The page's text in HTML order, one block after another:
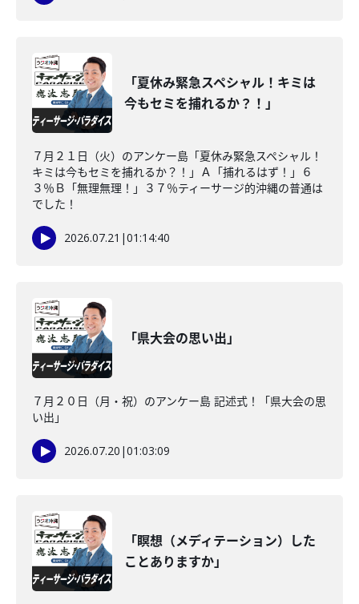
「夏休み緊急スペシャル！キミは
今もセミを捕れるか？！」
７月２１日（火）のアンケー島「夏休み緊急スペシャル！
キミは今もセミを捕れるか？！」Ａ「捕れるはず！」６
３％Ｂ「無理無理！」３７％ティーサージ的沖縄の普通は
でした！
2026.07.21 |01:14:40
「県大会の思い出」
７月２０日（月・祝）のアンケー島 記述式！「県大会の思
い出」
2026.07.20 |01:03:09
「瞑想（メディテーション）した
ことありますか」